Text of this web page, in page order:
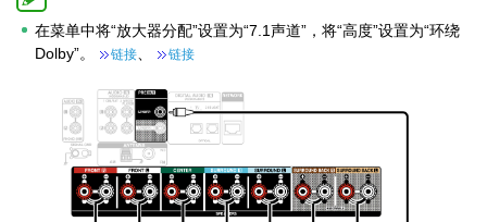
在菜单中将“放大器分配”设置为“7.1声道”，将“高度”设置为“环绕
Dolby”。
链接、 链接